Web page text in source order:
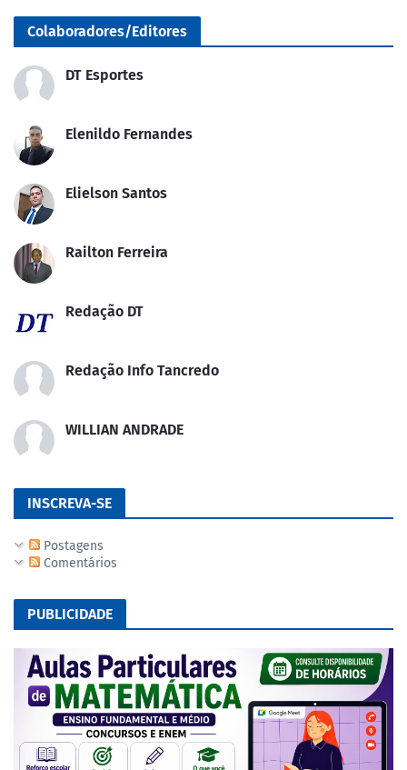
Colaboradores/Editores
DT Esportes
Elenildo Fernandes
Elielson Santos
Railton Ferreira
Redação DT
Redação Info Tancredo
WILLIAN ANDRADE
INSCREVA-SE
Postagens
Comentários
PUBLICIDADE